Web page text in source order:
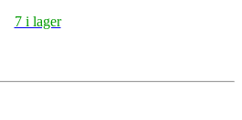
7 i lager